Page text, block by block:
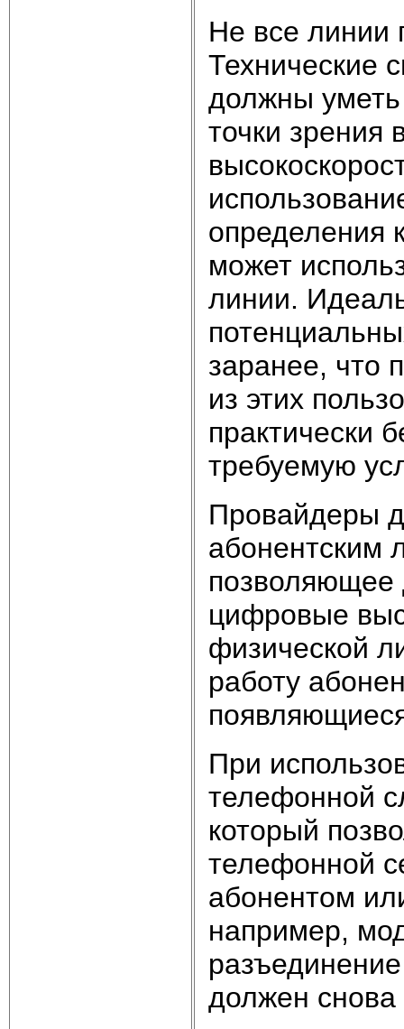
Не все линии
Технические
должны
точки зрения
определения
может
линии.
заранее, что
из этих
практически
требуемую
Провайдеры
абонентским
позволяющее
цифровые
физической
работу
При
телефонной
который
телефонной
абонентом
например,
должен